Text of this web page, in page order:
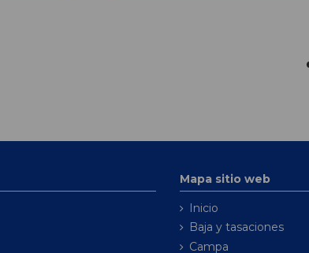
Mapa sitio web
Inicio
Baja y tasaciones
Campa